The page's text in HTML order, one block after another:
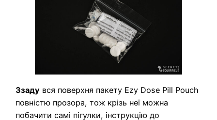
Ззаду вся поверхня пакету Ezy Dose Pill Pouch
повністю прозора, тож крізь неї можна
побачити самі пігулки, інструкцію до